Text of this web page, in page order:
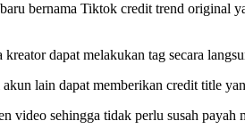
bernama Tiktok credit trend
dapat melakukan tag secara
lain dapat memberikan credit title
video sehingga tidak perlu susah